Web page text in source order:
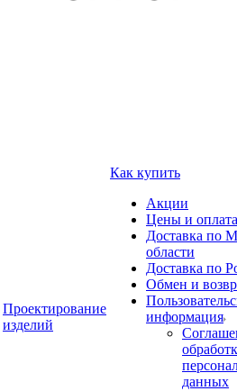
Проектирование
изделий
Как купить
Акции
Цены и оплата
Доставка по
области
Доставка по
Обмен и
информация
данных